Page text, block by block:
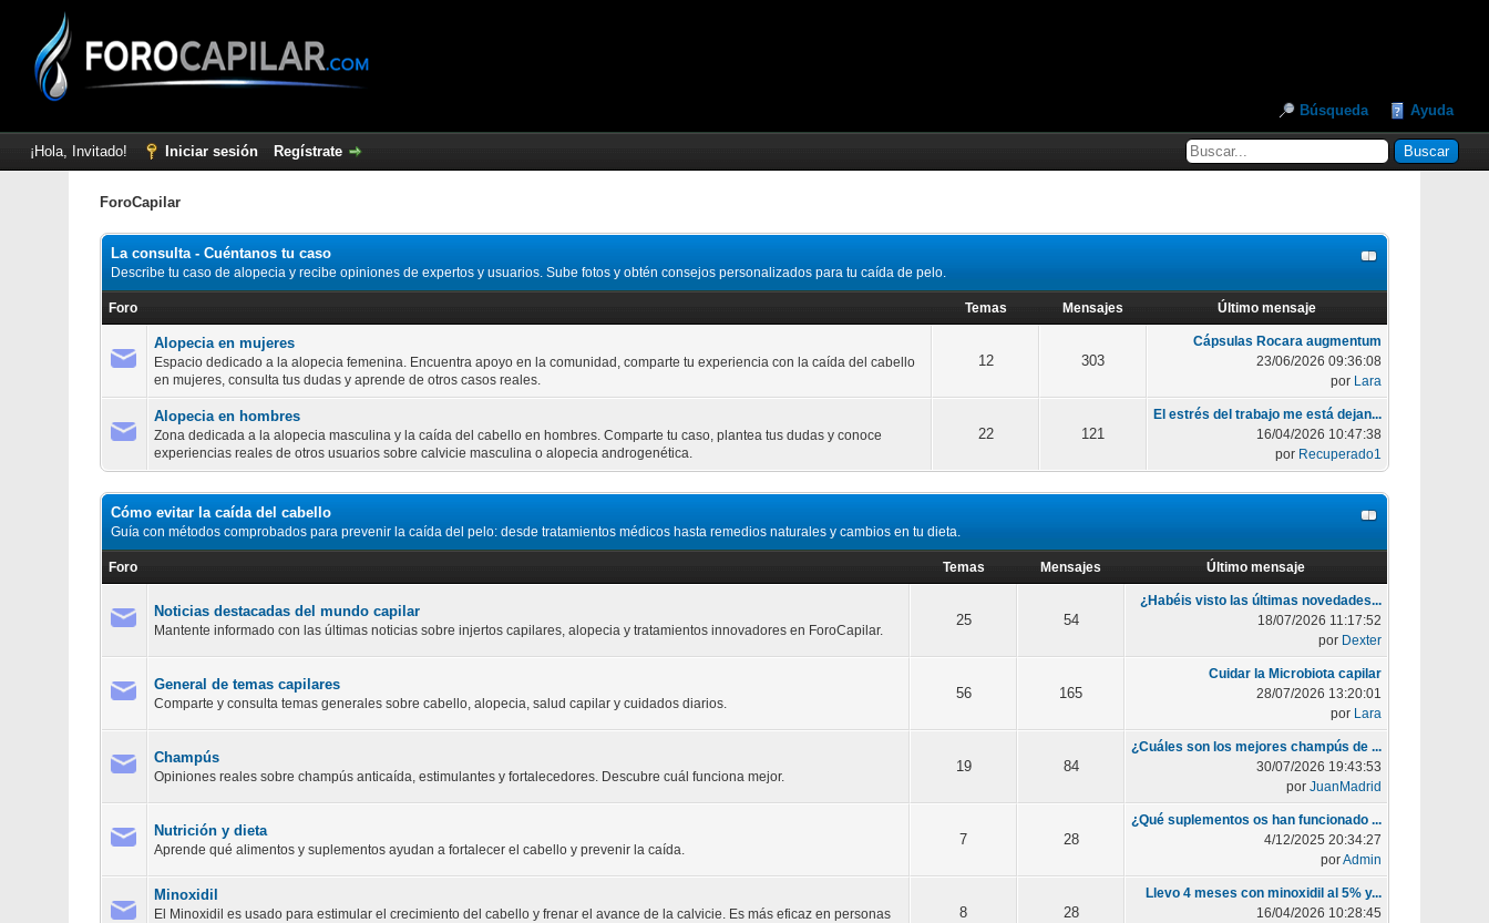
Búsqueda Ayuda
¡Hola, Invitado! Iniciar sesión Regístrate
ForoCapilar
ForoCapilar
La consulta - Cuéntanos tu caso
Describe tu caso de alopecia y recibe opiniones de expertos y usuarios. Sube fotos y obtén consejos personalizados para tu caída de pelo.
Foro Temas Mensajes Último mensaje
Alopecia en mujeres
Espacio dedicado a la alopecia femenina. Encuentra apoyo en la comunidad, comparte tu experiencia con la caída del cabello
en mujeres, consulta tus dudas y aprende de otros casos reales.
12 303
Cápsulas Rocara augmentum
23/06/2026 09:36:08
por Lara
Alopecia en hombres
Zona dedicada a la alopecia masculina y la caída del cabello en hombres. Comparte tu caso, plantea tus dudas y conoce
experiencias reales de otros usuarios sobre calvicie masculina o alopecia androgenética.
22 121
El estrés del trabajo me está dejan...
16/04/2026 10:47:38
por Recuperado1
Cómo evitar la caída del cabello
Guía con métodos comprobados para prevenir la caída del pelo: desde tratamientos médicos hasta remedios naturales y cambios en tu dieta.
Foro Temas Mensajes Último mensaje
Noticias destacadas del mundo capilar
Mantente informado con las últimas noticias sobre injertos capilares, alopecia y tratamientos innovadores en ForoCapilar.
25 54
¿Habéis visto las últimas novedades...
18/07/2026 11:17:52
por Dexter
General de temas capilares
Comparte y consulta temas generales sobre cabello, alopecia, salud capilar y cuidados diarios.
56 165
Cuidar la Microbiota capilar
28/07/2026 13:20:01
por Lara
Champús
Opiniones reales sobre champús anticaída, estimulantes y fortalecedores. Descubre cuál funciona mejor.
19 84
¿Cuáles son los mejores champús de ...
30/07/2026 19:43:53
por JuanMadrid
Nutrición y dieta
Aprende qué alimentos y suplementos ayudan a fortalecer el cabello y prevenir la caída.
7 28
¿Qué suplementos os han funcionado ...
4/12/2025 20:34:27
porAdmin
Minoxidil
El Minoxidil es usado para estimular el crecimiento del cabello y frenar el avance de la calvicie. Es más eficaz en personas
8 28
Llevo 4 meses con minoxidil al 5% y...
16/04/2026 10:28:45